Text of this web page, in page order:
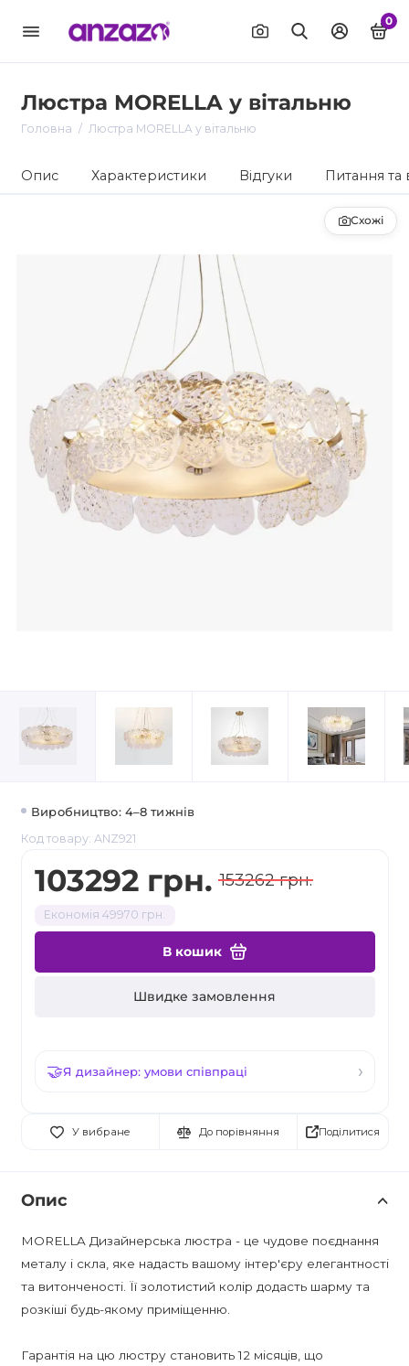
0
Люстра MORELLA у вітальню
Головна Люстра MORELLA у вітальню
Опис Характеристики Відгуки Питання та
Схожі
Виробництво: 4–8 тижнів
Код товару: ANZ921
103292 грн. 153262 грн.
Економія 49970 грн.
В кошик
Швидке замовлення
Я дизайнер: умови співпраці
У вибране До порівняння Поділитися
Опис
MORELLA Дизайнерська люстра - це чудове поєднання
металу і скла, яке надасть вашому інтер'єру елегантності
та витонченості. Її золотистий колір додасть шарму та
розкіші будь-якому приміщенню.
Гарантія на цю люстру становить 12 місяців, що